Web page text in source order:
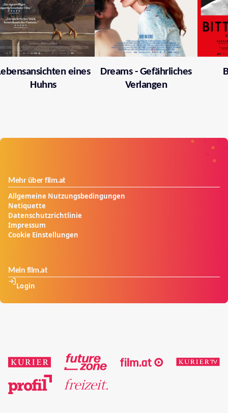
eines
Huhns
Dreams - Gefährliches
Verlangen
Mehr über film.at
Allgemeine Nutzungsbedingungen
Netiquette
Datenschutzrichtlinie
Impressum
Cookie Einstellungen
Mein film.at
Login